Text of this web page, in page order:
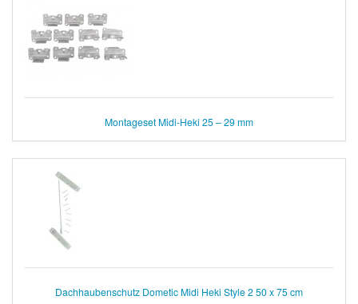
Montageset Midi-Heki 25 – 29 mm
Dachhaubenschutz Dometic Midi Heki Style 2 50 x 75 cm